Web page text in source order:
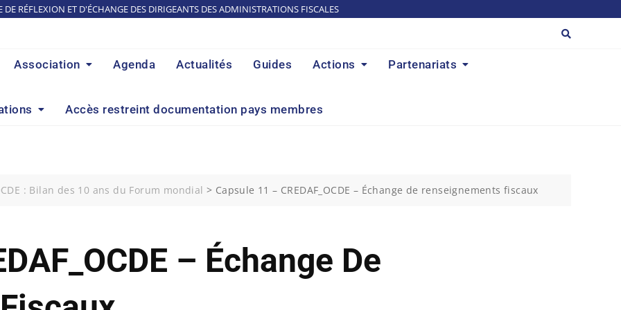
DE RÉFLEXION ET D'ÉCHANGE DES DIRIGEANTS DES ADMINISTRATIONS FISCALES
Association Agenda Actualités Guides Actions Partenariats
Accès restreint documentation pays membres
: Bilan des 10 ans du Forum mondial > Capsule 11 – CREDAF_OCDE – Échange de renseignements fiscaux
– Échange De